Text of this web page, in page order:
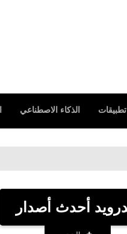
تطبيقات الذكاء الاصطناعي